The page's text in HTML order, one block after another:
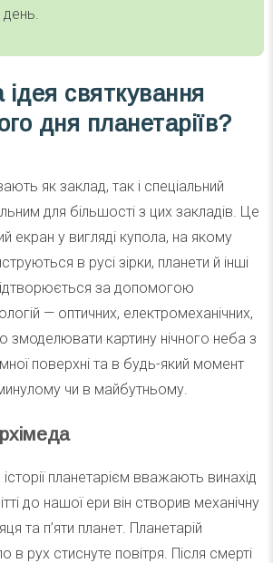
день.
святкування
дня планетаріїв?
як заклад, так і спеціальний
для більшості з цих закладів. Це
екран у вигляді купола, на якому
в русі зірки, планети й інші
за допомогою
— оптичних, електромеханічних,
картину нічного неба з
поверхні та в будь-який момент
чи в майбутньому.
планетарієм вважають винахід
до нашої ери він створив механічну
та п’яти планет. Планетарій
в рух стиснуте повітря. Після смерті